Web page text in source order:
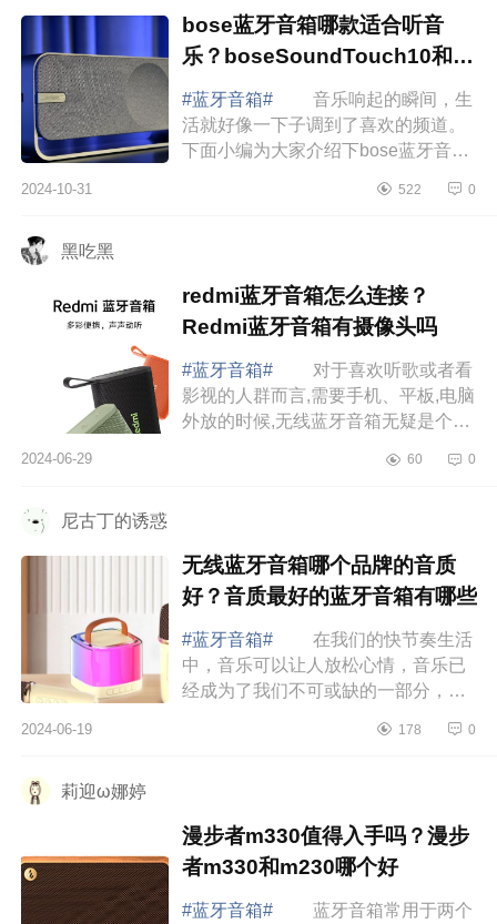
bose蓝牙音箱哪款适合听音
乐？boseSoundTouch10和20
选择哪款
#蓝牙音箱#
音乐响起的瞬间，生
活就好像一下子调到了喜欢的频道。
下面小编为大家介绍下bose蓝牙音箱
boseSoundTouch10和20选择哪
2024-10-31 522 0
黑吃黑
redmi蓝牙音箱怎么连接？
Redmi蓝牙音箱有摄像头吗
#蓝牙音箱#
对于喜欢听歌或者看
影视的人群而言,需要手机、平板,电脑
外放的时候,无线蓝牙音箱无疑是个不
redmi蓝牙音箱怎么连接？Redmi蓝牙
2024-06-29 60 0
尼古丁的诱惑
无线蓝牙音箱哪个品牌的音质
好？音质最好的蓝牙音箱有哪些
#蓝牙音箱#
在我们的快节奏生活
中，音乐可以让人放松心情，音乐已
经成为了我们不可或缺的一部分，而
播放出，非常之动听而又美妙的音
2024-06-19 178 0
莉迎ω娜婷
漫步者m330值得入手吗？漫步
者m330和m230哪个好
#蓝牙音箱#
蓝牙音箱常用于两个